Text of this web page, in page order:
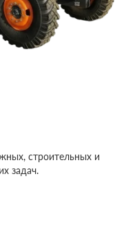
строительных и
задач.